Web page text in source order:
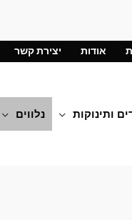
אודות יצירת קשר
ותינוקות נלווים